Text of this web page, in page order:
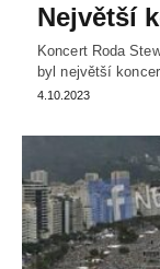
Největší
Koncert Roda
byl největší
4.10.2023